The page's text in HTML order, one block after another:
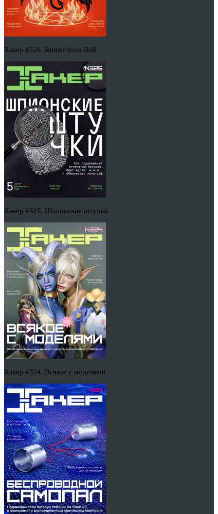
Хакер #326. Router from Hell
Хакер #325. Шпионские штучки
Хакер #324. Всякое с моделями